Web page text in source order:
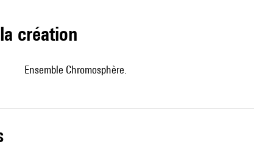
création
ensemble Chromosphère.